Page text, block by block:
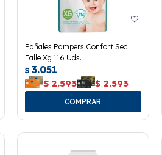
Pañales Pampers Confort Sec
Talle Xg 116 Uds.
$ 3.051
$ 2.593 $ 2.593